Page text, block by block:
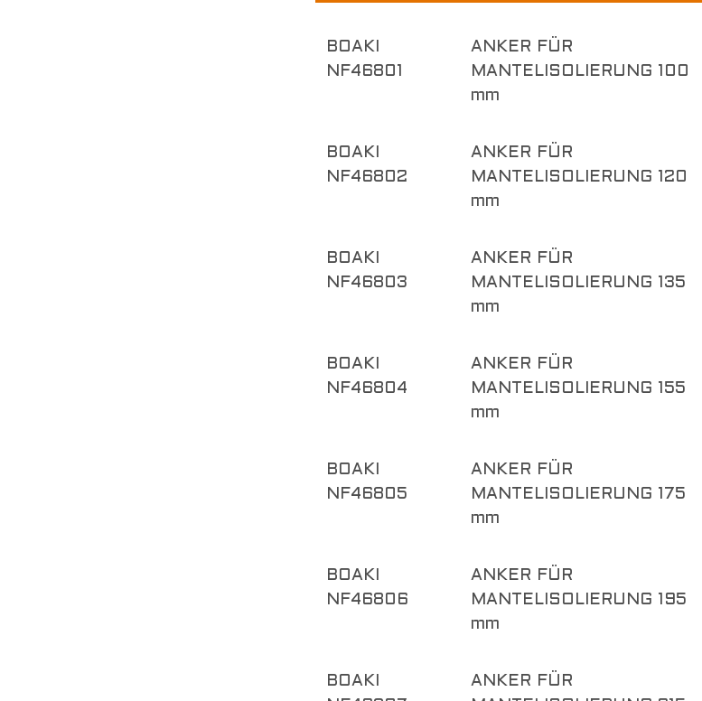
BOAKI
NF46801
ANKER FÜR
MANTELISOLIERUNG 100
mm
BOAKI
NF46802
ANKER FÜR
MANTELISOLIERUNG 120
mm
BOAKI
NF46803
ANKER FÜR
MANTELISOLIERUNG 135
mm
BOAKI
NF46804
ANKER FÜR
MANTELISOLIERUNG 155
mm
BOAKI
NF46805
ANKER FÜR
MANTELISOLIERUNG 175
mm
BOAKI
NF46806
ANKER FÜR
MANTELISOLIERUNG 195
mm
BOAKI
ANKER FÜR